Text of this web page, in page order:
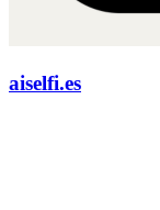
aiselfi.es